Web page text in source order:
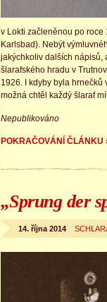
v Lokti začleněnou po roce
Karlsbad). Nebýt
jakýchkoliv dalších nápisů,
šlarafského hradu v
1926. I kdyby byla
možná chtěl každý šlaraf
Nepublikováno
POKRAČOVÁNÍ ČLÁNKU
„Sprung der
14. října 2014